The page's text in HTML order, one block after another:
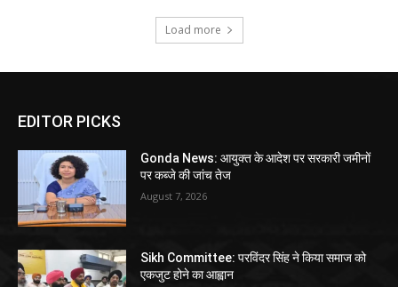
Load more
EDITOR PICKS
Gonda News: आयुक्त के आदेश पर सरकारी जमीनों
पर कब्जे की जांच तेज
August 7, 2026
Sikh Committee: परविंदर सिंह ने किया समाज को
एकजुट होने का आह्वान